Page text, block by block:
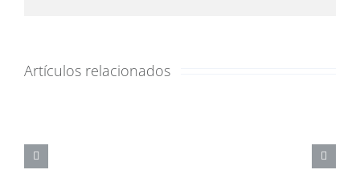
Artículos relacionados